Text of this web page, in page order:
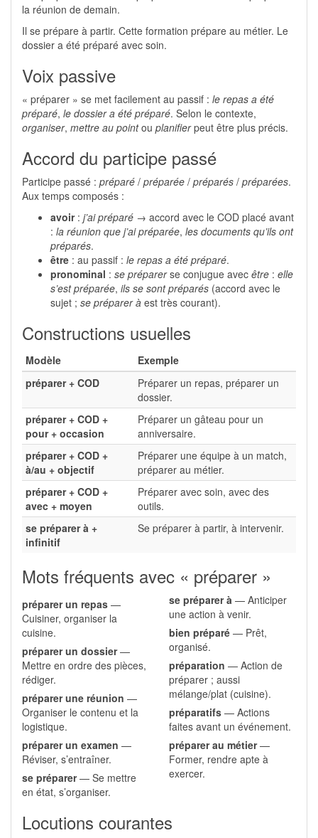
la réunion de demain.
Il se prépare à partir. Cette formation prépare au métier. Le
dossier a été préparé avec soin.
Voix passive
« préparer » se met facilement au passif : le repas a été
préparé, le dossier a été préparé. Selon le contexte,
organiser, mettre au pointou planifierpeut être plus précis.
Accord du participe passé
Participe passé : préparé / préparée / préparés / préparées.
Aux temps composés :
avoir: j’ai préparé → accord avec le COD placé avant
: la réunion que j’ai préparée, les documents qu’ils ont
préparés.
être : au passif : le repas a été préparé.
pronominal : se préparerse conjugue avec être : elle
s’est préparée, ils se sont préparés (accord avec le
sujet ; se préparer à est très courant).
Constructions usuelles
Modèle
Exemple
préparer + COD
Préparer un repas, préparer un
dossier.
préparer + COD +
pour + occasion
Préparer un gâteau pour un
anniversaire.
préparer + COD +
à/au + objectif
Préparer une équipe à un match,
préparer au métier.
préparer + COD +
avec + moyen
Préparer avec soin, avec des
outils.
se préparer à +
infinitif
Se préparer à partir, à intervenir.
Mots fréquents avec « préparer »
préparer un repas —
Cuisiner, organiser la
cuisine.
préparer un dossier—
Mettre en ordre des pièces,
rédiger.
préparer une réunion —
Organiser le contenu et la
logistique.
préparer un examen —
Réviser, s’entraîner.
se préparer— Se mettre
en état, s’organiser.
se préparer à — Anticiper
une action à venir.
bien préparé — Prêt,
organisé.
préparation — Action de
préparer ; aussi
mélange/plat (cuisine).
préparatifs — Actions
faites avant un événement.
préparer au métier—
Former, rendre apte à
exercer.
Locutions courantes